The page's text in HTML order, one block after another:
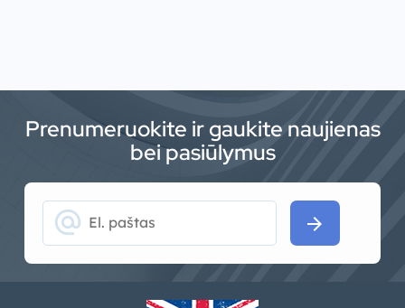
Prenumeruokite ir gaukite naujienas
bei pasiūlymus
alternate_email arrow_forward